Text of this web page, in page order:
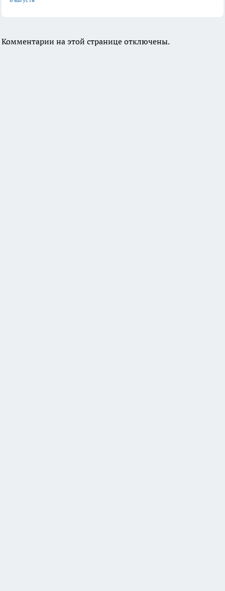
Комментарии на этой странице отключены.